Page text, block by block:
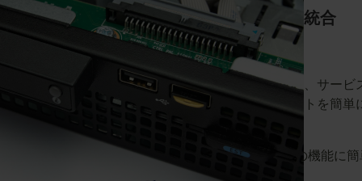
ドウェア支援型セキュリティとの迅速な統合
ープンソースSDKにより迅速な統合が可能
発者が幅広いプラットフォーム、アプリケーション、サービ
ハードウェアベースの強力なセキュリティのサポートを簡単
織は、業界標準のPKCS#11を通じて、YubiHSM 2の機能に